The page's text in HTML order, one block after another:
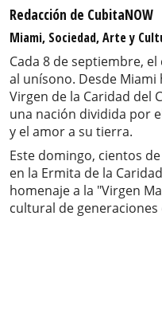
Redacción de CubitaNOW
Miami, Sociedad, Arte y
Cada 8 de septiembre,
al unísono. Desde Miami
Virgen de la Caridad del
una nación dividida por
y el amor a su tierra.
Este domingo, cientos
en la Ermita de la
homenaje a la "Virgen
cultural de generaciones